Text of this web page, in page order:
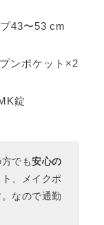
43〜53 cm
ンポケット×2
錠
でも安心の
、メイクポ
なので通勤